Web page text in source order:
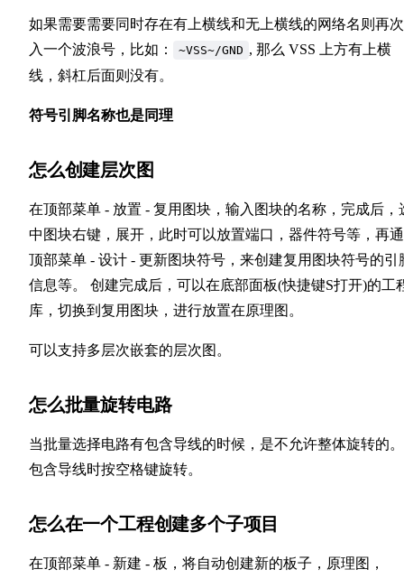
如果需要需要同时存在有上横线和无上横线的网络名则再
入一个波浪号，比如：
~VSS~/GND , 那么 VSS 上方有上横
线，斜杠后面则没有。
符号引脚名称也是同理
怎么创建层次图
在顶部菜单 - 放置 - 复用图块，输入图块的名称，完成后，
中图块右键，展开，此时可以放置端口，器件符号等，再
顶部菜单 - 设计 - 更新图块符号，来创建复用图块符号的引
信息等。 创建完成后，可以在底部面板(快捷键S打开)的工
库，切换到复用图块，进行放置在原理图。
可以支持多层次嵌套的层次图。
怎么批量旋转电路
当批量选择电路有包含导线的时候，是不允许整体旋转的
包含导线时按空格键旋转。
怎么在一个工程创建多个子项目
在顶部菜单 - 新建 - 板，将自动创建新的板子，原理图，